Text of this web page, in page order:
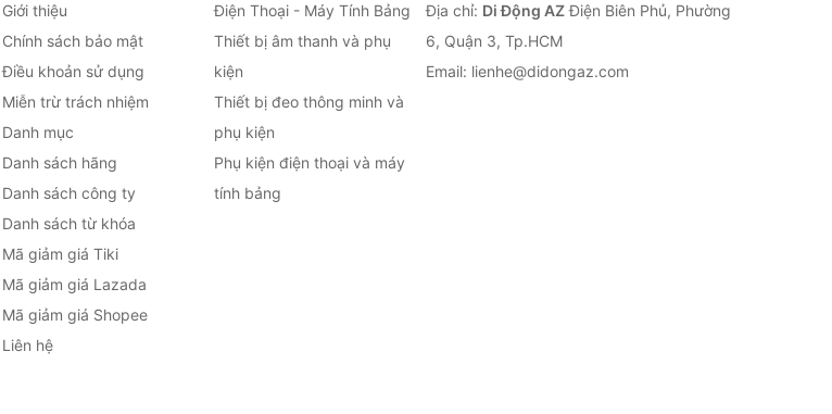
Giới thiệu
Chính sách bảo mật
Điều khoản sử dụng
Miễn trừ trách nhiệm
Danh mục
Danh sách hãng
Danh sách công ty
Danh sách từ khóa
Mã giảm giá Tiki
Mã giảm giá Lazada
Mã giảm giá Shopee
Liên hệ
Điện Thoại - Máy Tính Bảng
Thiết bị âm thanh và phụ
kiện
Thiết bị đeo thông minh và
phụ kiện
Phụ kiện điện thoại và máy
tính bảng
Địa chỉ: Di Động AZĐiện Biên Phủ, Phường
6, Quận 3, Tp.HCM
Email: lienhe@didongaz.com